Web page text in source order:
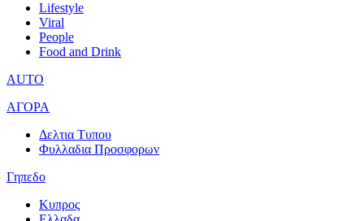
Lifestyle
Viral
People
Food and Drink
AUTO
ΑΓΟΡΑ
Δελτια Τυπου
Φυλλαδια Προσφορων
Γηπεδο
Κυπρος